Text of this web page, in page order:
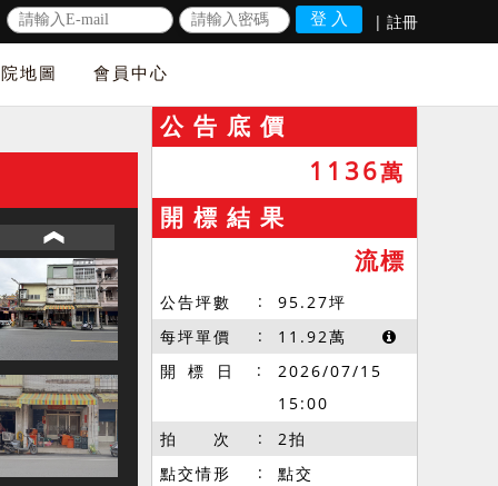
| 註冊
地圖 會員中心
公 告 底 價
1136萬
開 標 結 果
流標
公告坪數 95.27坪
每坪單價
11.92萬
開 標 日
2026/07/15
15:00
拍 次
2拍
點交情形
點交